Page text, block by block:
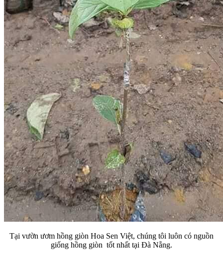
Tại vườn ươm hồng giòn Hoa Sen Việt, chúng tôi luôn có nguồn
giống hồng giòn tốt nhất tại Đà Nẵng.